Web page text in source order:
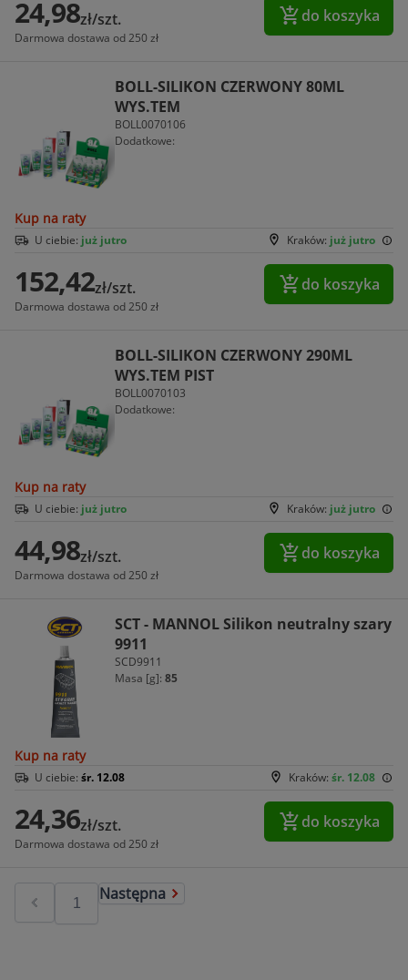
24,98zł/szt.
Darmowa dostawa od 250 zł
do koszyka
BOLL-SILIKON CZERWONY 80ML
WYS.TEM
BOLL0070106
Dodatkowe:
Kup na raty
Kraków: już jutro
U ciebie: już jutro
152,42zł/szt.
Darmowa dostawa od 250 zł
do koszyka
BOLL-SILIKON CZERWONY 290ML
WYS.TEM PIST
BOLL0070103
Dodatkowe:
Kup na raty
Kraków: już jutro
U ciebie: już jutro
44,98zł/szt.
Darmowa dostawa od 250 zł
do koszyka
SCT - MANNOL Silikon neutralny szary
9911
SCD9911
Masa [g]: 85
Kup na raty
Kraków: śr. 12.08
U ciebie: śr. 12.08
24,36zł/szt.
Darmowa dostawa od 250 zł
do koszyka
Następna